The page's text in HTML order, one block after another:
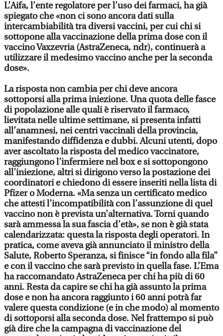
L’Aifa, l’ente regolatore per l’uso dei farmaci, ha già
spiegato che «non ci sono ancora dati sulla
intercambiabilità tra diversi vaccini, per cui chi si
sottopone alla vaccinazione della prima dose con il
vaccino Vaxzevria (AstraZeneca, ndr), continuerà a
utilizzare il medesimo vaccino anche per la seconda
dose».
La risposta non cambia per chi deve ancora
sottoporsi alla prima iniezione. Una quota delle fasce
di popolazione alle quali è riservato il farmaco,
lievitata nelle ultime settimane, si presenta infatti
all’anamnesi, nei centri vaccinali della provincia,
manifestando diffidenza e dubbi. Alcuni utenti, dopo
aver ascoltato la risposta del medico vaccinatore,
raggiungono l’infermiere nel box e si sottopongono
all’iniezione, altri si dirigono verso la postazione dei
coordinatori e chiedono di essere inseriti nella lista di
Pfizer o Moderna. «Ma senza un certificato medico
che attesti l’incompatibilità con l’assunzione di quel
vaccino non è prevista un’alternativa. Torni quando
sarà ammessa la sua fascia d’età», se non è già stata
calendarizzata: questa la risposta degli operatori. In
pratica, come aveva già annunciato il ministro della
Salute, Roberto Speranza, si finisce “in fondo alla fila”
e con il vaccino che sarà previsto in quella fase. L’Ema
ha raccomandato AstraZeneca per chi ha più di 60
anni. Resta da capire se chi ha già assunto la prima
dose e non ha ancora raggiunto i 60 anni potrà far
valere questa condizione (e in che modo) al momento
di sottoporsi alla seconda dose. Nel frattempo si può
già dire che la campagna di vaccinazione del